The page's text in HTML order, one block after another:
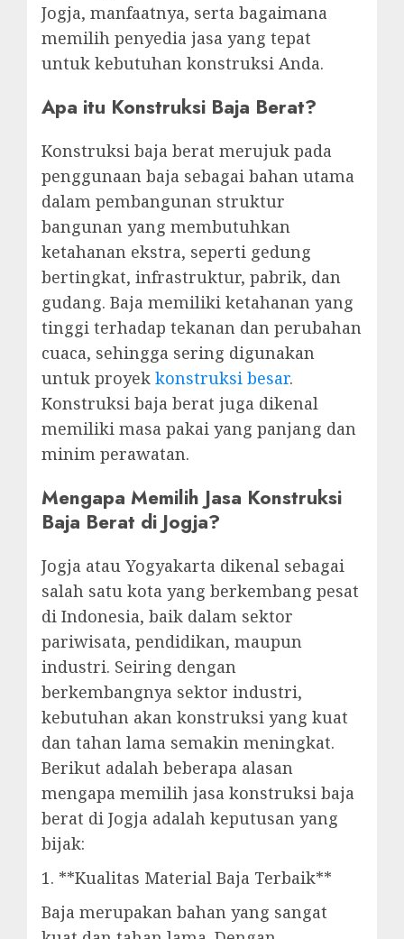
Jogja, manfaatnya, serta bagaimana
memilih penyedia jasa yang tepat
untuk kebutuhan konstruksi Anda.
Apa itu Konstruksi Baja Berat?
Konstruksi baja berat merujuk pada
penggunaan baja sebagai bahan utama
dalam pembangunan struktur
bangunan yang membutuhkan
ketahanan ekstra, seperti gedung
bertingkat, infrastruktur, pabrik, dan
gudang. Baja memiliki ketahanan yang
tinggi terhadap tekanan dan perubahan
cuaca, sehingga sering digunakan
untuk proyek konstruksi besar.
Konstruksi baja berat juga dikenal
memiliki masa pakai yang panjang dan
minim perawatan.
Mengapa Memilih Jasa Konstruksi
Baja Berat di Jogja?
Jogja atau Yogyakarta dikenal sebagai
salah satu kota yang berkembang pesat
di Indonesia, baik dalam sektor
pariwisata, pendidikan, maupun
industri. Seiring dengan
berkembangnya sektor industri,
kebutuhan akan konstruksi yang kuat
dan tahan lama semakin meningkat.
Berikut adalah beberapa alasan
mengapa memilih jasa konstruksi baja
berat di Jogja adalah keputusan yang
bijak:
1. **Kualitas Material Baja Terbaik**
Baja merupakan bahan yang sangat